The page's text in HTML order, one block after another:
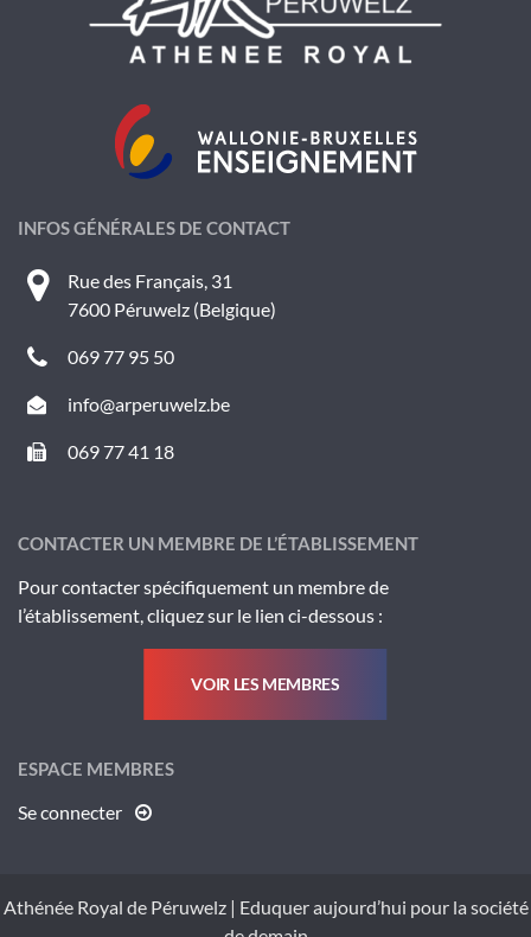
INFOS GÉNÉRALES DE CONTACT
Rue des Français, 31
7600 Péruwelz (Belgique)
069 77 95 50
info@arperuwelz.be
069 77 41 18
CONTACTER UN MEMBRE DE L’ÉTABLISSEMENT
Pour contacter spécifiquement un membre de
l’établissement, cliquez sur le lien ci-dessous :
VOIR LES MEMBRES
ESPACE MEMBRES
Se connecter
Athénée Royal de Péruwelz| Eduquer aujourd’hui pour la société